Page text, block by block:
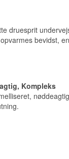
druesprit
bevidst,
Kompleks